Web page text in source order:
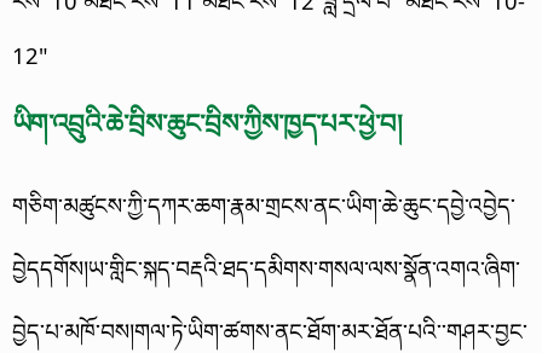
12"
ཡིག་འབྲུའི་ཆེ་བྲིས་ཆུང་བྲིས་ཀྱིས་ཁྱད་པར་ཕྱེ་བ།
གཅིག་མཚུངས་ཀྱི་དཀར་ཆག་རྣམ་གྲངས་ནང་ཡིག་ཆེ་ཆུང་དབྱེ་འབྱེད་
བྱེདདགོས།ཡ་གླིང་སྐད་བརྡའི་ཐད་དམིགས་གསལ་ལས་སྣོན་འགའ་ཞིག་
བྱེད་པ་མཁོ་བས།གལ་ཏེ་ཡིག་ཚགས་ནང་ཐོག་མར་ཐོན་པའི་་གཤར་བྱང་